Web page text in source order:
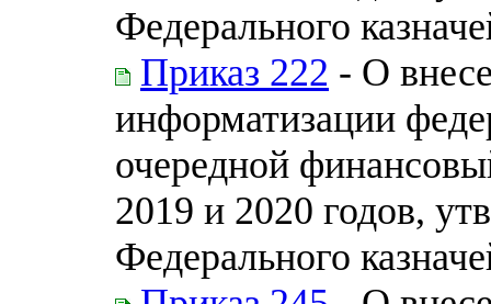
Федерального
Приказ 222 - О
информатизации
очередной
2019 и 2020 годов,
Федерального